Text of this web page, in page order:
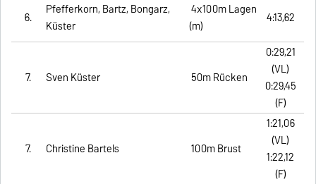
6.
Pfefferkorn, Bartz, Bongarz,
Küster
4x100m Lagen
(m)
4:13,62
7. Sven Küster 50m Rücken
0:29,21
(VL)
0:29,45
(F)
7. Christine Bartels 100m Brust
1:21,06
(VL)
1:22,12
(F)